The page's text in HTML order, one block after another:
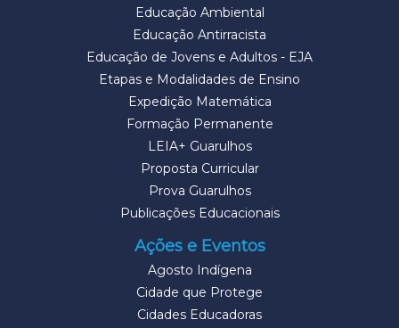
Educação Ambiental
Educação Antirracista
Educação de Jovens e Adultos - EJA
Etapas e Modalidades de Ensino
Expedição Matemática
Formação Permanente
LEIA+ Guarulhos
Proposta Curricular
Prova Guarulhos
Publicações Educacionais
Ações e Eventos
Agosto Indígena
Cidade que Protege
Cidades Educadoras